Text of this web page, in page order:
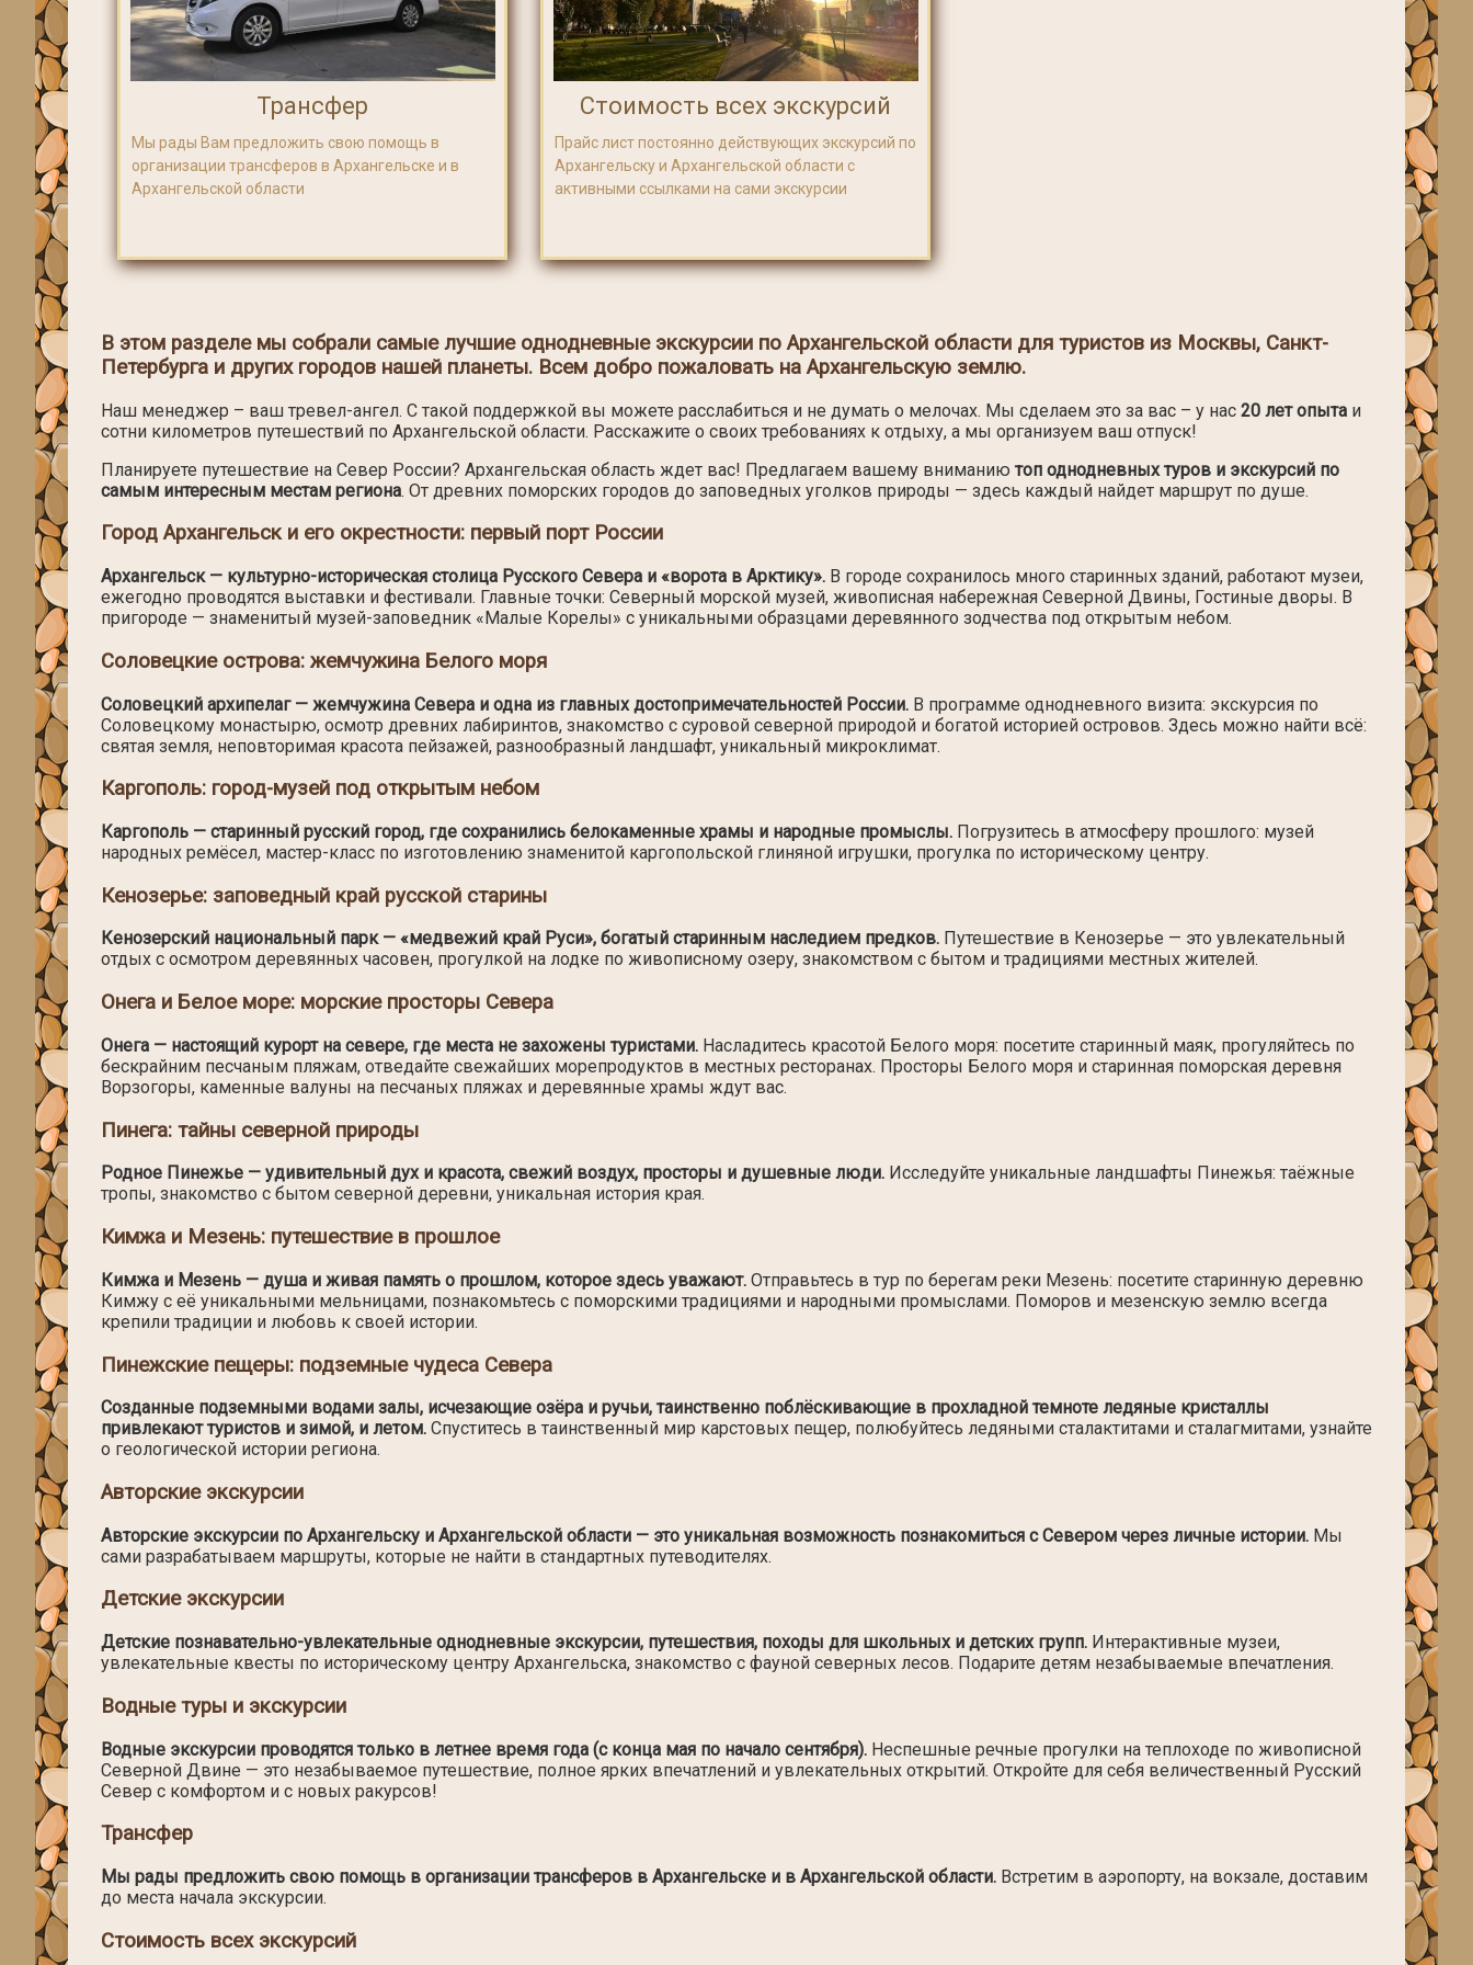
Трансфер
Мы рады Вам предложить свою помощь в
организации трансферов в Архангельске и в
Архангельской области
Стоимость всех экскурсий
Прайс лист постоянно действующих экскурсий по
Архангельску и Архангельской области с
активными ссылками на сами экскурсии
В этом разделе мы собрали самые лучшие однодневные экскурсии по Архангельской области для туристов из Москвы, Санкт-
Петербурга и других городов нашей планеты. Всем добро пожаловать на Архангельскую землю.
Наш менеджер – ваш тревел-ангел. С такой поддержкой вы можете расслабиться и не думать о мелочах. Мы сделаем это за вас – у нас 20 лет опыта и
сотни километров путешествий по Архангельской области. Расскажите о своих требованиях к отдыху, а мы организуем ваш отпуск!
Планируете путешествие на Север России? Архангельская область ждет вас! Предлагаем вашему вниманию топ однодневных туров и экскурсий по
самым интересным местам региона. От древних поморских городов до заповедных уголков природы — здесь каждый найдет маршрут по душе.
Город Архангельск и его окрестности: первый порт России
Архангельск — культурно-историческая столица Русского Севера и «ворота в Арктику». В городе сохранилось много старинных зданий, работают музеи,
ежегодно проводятся выставки и фестивали. Главные точки: Северный морской музей, живописная набережная Северной Двины, Гостиные дворы. В
пригороде — знаменитый музей-заповедник «Малые Корелы» с уникальными образцами деревянного зодчества под открытым небом.
Соловецкие острова: жемчужина Белого моря
Соловецкий архипелаг — жемчужина Севера и одна из главных достопримечательностей России. В программе однодневного визита: экскурсия по
Соловецкому монастырю, осмотр древних лабиринтов, знакомство с суровой северной природой и богатой историей островов. Здесь можно найти всё:
святая земля, неповторимая красота пейзажей, разнообразный ландшафт, уникальный микроклимат.
Каргополь: город-музей под открытым небом
Каргополь — старинный русский город, где сохранились белокаменные храмы и народные промыслы. Погрузитесь в атмосферу прошлого: музей
народных ремёсел, мастер-класс по изготовлению знаменитой каргопольской глиняной игрушки, прогулка по историческому центру.
Кенозерье: заповедный край русской старины
Кенозерский национальный парк — «медвежий край Руси», богатый старинным наследием предков. Путешествие в Кенозерье — это увлекательный
отдых с осмотром деревянных часовен, прогулкой на лодке по живописному озеру, знакомством с бытом и традициями местных жителей.
Онега и Белое море: морские просторы Севера
Онега — настоящий курорт на севере, где места не захожены туристами. Насладитесь красотой Белого моря: посетите старинный маяк, прогуляйтесь по
бескрайним песчаным пляжам, отведайте свежайших морепродуктов в местных ресторанах. Просторы Белого моря и старинная поморская деревня
Ворзогоры, каменные валуны на песчаных пляжах и деревянные храмы ждут вас.
Пинега: тайны северной природы
Родное Пинежье — удивительный дух и красота, свежий воздух, просторы и душевные люди. Исследуйте уникальные ландшафты Пинежья: таёжные
тропы, знакомство с бытом северной деревни, уникальная история края.
Кимжа и Мезень: путешествие в прошлое
Кимжа и Мезень — душа и живая память о прошлом, которое здесь уважают. Отправьтесь в тур по берегам реки Мезень: посетите старинную деревню
Кимжу с её уникальными мельницами, познакомьтесь с поморскими традициями и народными промыслами. Поморов и мезенскую землю всегда
крепили традиции и любовь к своей истории.
Пинежские пещеры: подземные чудеса Севера
Созданные подземными водами залы, исчезающие озёра и ручьи, таинственно поблёскивающие в прохладной темноте ледяные кристаллы
привлекают туристов и зимой, и летом. Спуститесь в таинственный мир карстовых пещер, полюбуйтесь ледяными сталактитами и сталагмитами, узнайте
о геологической истории региона.
Авторские экскурсии
Авторские экскурсии по Архангельску и Архангельской области — это уникальная возможность познакомиться с Севером через личные истории. Мы
сами разрабатываем маршруты, которые не найти в стандартных путеводителях.
Детские экскурсии
Детские познавательно-увлекательные однодневные экскурсии, путешествия, походы для школьных и детских групп. Интерактивные музеи,
увлекательные квесты по историческому центру Архангельска, знакомство с фауной северных лесов. Подарите детям незабываемые впечатления.
Водные туры и экскурсии
Водные экскурсии проводятся только в летнее время года (с конца мая по начало сентября). Неспешные речные прогулки на теплоходе по живописной
Северной Двине — это незабываемое путешествие, полное ярких впечатлений и увлекательных открытий. Откройте для себя величественный Русский
Север с комфортом и с новых ракурсов!
Трансфер
Мы рады предложить свою помощь в организации трансферов в Архангельске и в Архангельской области. Встретим в аэропорту, на вокзале, доставим
до места начала экскурсии.
Стоимость всех экскурсий